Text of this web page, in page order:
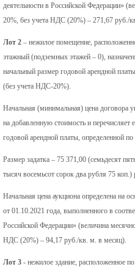
деятельности в Российской Федерации»
20%, без учета НДС (20%) – 271,67 руб./
Лот 2 – нежилое помещение,
этажный (подземных этажей – 0),
начальный размер годовой арендной
(без учета НДС-20%).
Начальная (минимальная) цена договора
на добавленную стоимость и
годовой арендной платы, определенной по
Размер задатка – 75 371,00 (семьдесят
тысяч восемьсот сорок два рубля 75 коп.)
Начальная цена аукциона определена на
от 01.10.2021 года, выполненного в
Российской Федерации» (величина
НДС (20%) – 94,17 руб./кв. м. в месяц).
Лот 3 - нежилое здание, расположенное